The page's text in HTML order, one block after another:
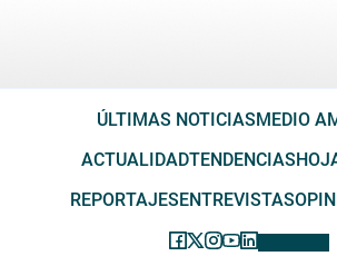
ÚLTIMAS NOTICIAS MEDIO
ACTUALIDADTENDENCIAS
REPORTAJES ENTREVISTAS